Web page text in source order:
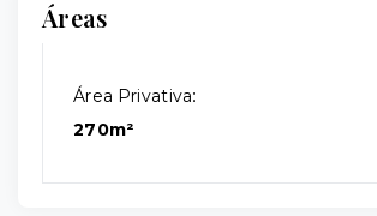
Áreas
Área Privativa:
270m²